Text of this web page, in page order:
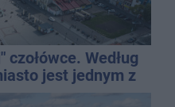
czołówce. Według
jest jednym z
na upały